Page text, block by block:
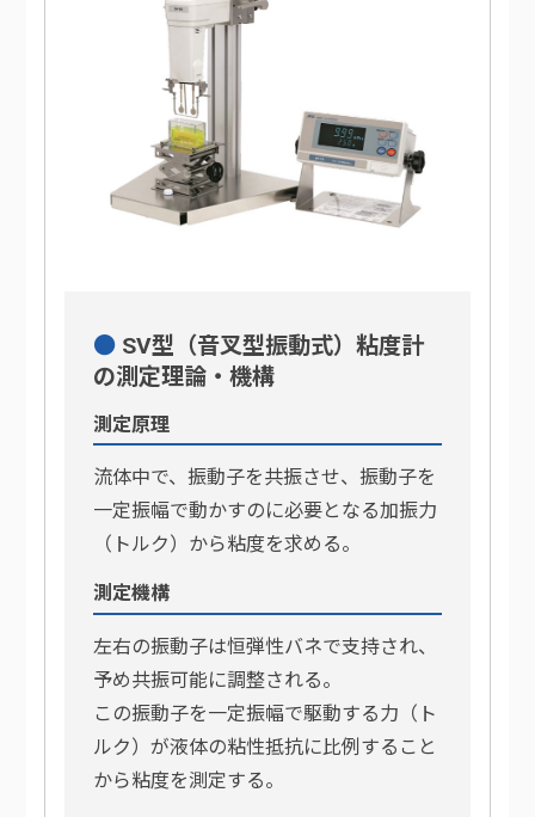
SV型（音叉型振動式）粘度計
の測定理論・機構
測定原理
流体中で、振動子を共振させ、振動子を
一定振幅で動かすのに必要となる加振力
（トルク）から粘度を求める。
測定機構
左右の振動子は恒弾性バネで支持され、
予め共振可能に調整される。
この振動子を一定振幅で駆動する力（ト
ルク）が液体の粘性抵抗に比例すること
から粘度を測定する。